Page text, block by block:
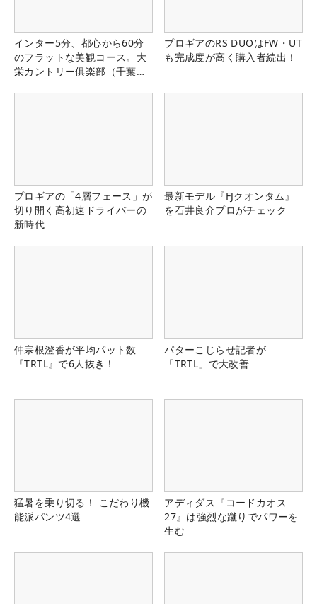
インター5分、都心から60分
のフラットな美観コース。大
栄カントリー俱楽部（千葉
プロギアのRS DUOはFW・UT
も完成度が高く購入者続出！
プロギアの「4層フェース」が
切り開く高初速ドライバーの
新時代
最新モデル『FJクオンタム』
を石井良介プロがチェック
仲宗根澄香が平均パット数
『TRTL』で6人抜き！
パターこじらせ記者が
「TRTL」で大改善
猛暑を乗り切る！ こだわり機
能派パンツ4選
アディダス『コードカオス
27』は強烈な蹴りでパワーを
生む